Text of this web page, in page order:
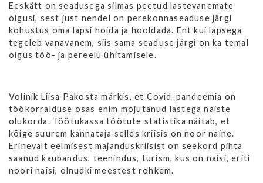
Eeskätt on seadusega silmas peetud lastevanemate
õigusi, sest just nendel on perekonnaseaduse järgi
kohustus oma lapsi hoida ja hooldada. Ent kui lapsega
tegeleb vanavanem, siis sama seaduse järgi on ka temal
õigus töö- ja pereelu ühitamisele.
Volinik Liisa Pakosta märkis, et Covid-pandeemia on
töökorralduse osas enim mõjutanud lastega naiste
olukorda. Töötukassa töötute statistika näitab, et
kõige suurem kannataja selles kriisis on noor naine.
Erinevalt eelmisest majanduskriisist on seekord pihta
saanud kaubandus, teenindus, turism, kus on naisi, eriti
noori naisi, olnudki meestest rohkem.